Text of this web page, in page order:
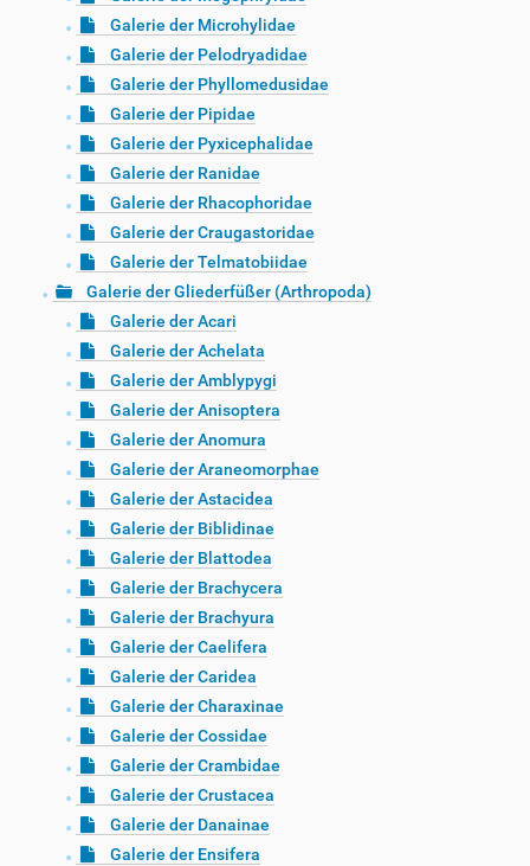
Galerie der Microhylidae
Galerie der Pelodryadidae
Galerie der Phyllomedusidae
Galerie der Pipidae
Galerie der Pyxicephalidae
Galerie der Ranidae
Galerie der Rhacophoridae
Galerie der Craugastoridae
Galerie der Telmatobiidae
Galerie der Gliederfüßer (Arthropoda)
Galerie der Acari
Galerie der Achelata
Galerie der Amblypygi
Galerie der Anisoptera
Galerie der Anomura
Galerie der Araneomorphae
Galerie der Astacidea
Galerie der Biblidinae
Galerie der Blattodea
Galerie der Brachycera
Galerie der Brachyura
Galerie der Caelifera
Galerie der Caridea
Galerie der Charaxinae
Galerie der Cossidae
Galerie der Crambidae
Galerie der Crustacea
Galerie der Danainae
Galerie der Ensifera